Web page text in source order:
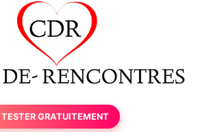
TESTER GRATUITEMENT